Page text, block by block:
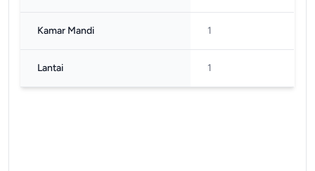
Kamar Mandi 1
Lantai 1